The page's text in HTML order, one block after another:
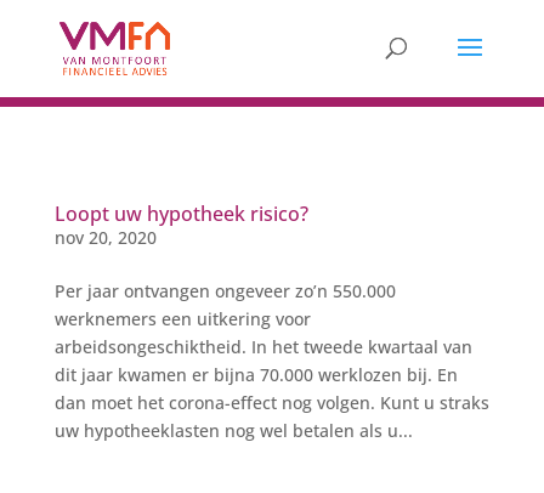
Loopt uw hypotheek risico?
nov 20, 2020
Per jaar ontvangen ongeveer zo’n 550.000
werknemers een uitkering voor
arbeidsongeschiktheid. In het tweede kwartaal van
dit jaar kwamen er bijna 70.000 werklozen bij. En
dan moet het corona-effect nog volgen. Kunt u straks
uw hypotheeklasten nog wel betalen als u...